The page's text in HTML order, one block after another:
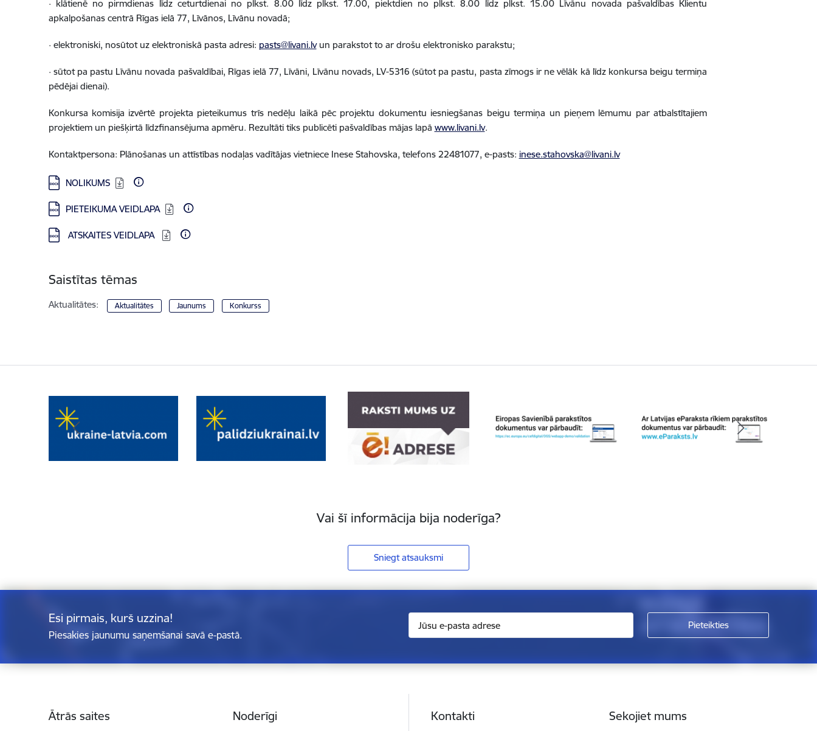
· klātienē no pirmdienas līdz ceturtdienai no plkst. 8.00 līdz plkst. 17.00, piektdien no plkst. 8.00 līdz plkst. 15.00 Līvānu novada pašvaldības Klientu
apkalpošanas centrā Rīgas ielā 77, Līvānos, Līvānu novadā;
· elektroniski, nosūtot uz elektroniskā pasta adresi: pasts@livani.lvun parakstot to ar drošu elektronisko parakstu;
· sūtot pa pastu Līvānu novada pašvaldībai, Rīgas ielā 77, Līvāni, Līvānu novads, LV-5316 (sūtot pa pastu, pasta zīmogs ir ne vēlāk kā līdz konkursa beigu termiņa
pēdējai dienai).
Konkursa komisija izvērtē projekta pieteikumus trīs nedēļu laikā pēc projektu dokumentu iesniegšanas beigu termiņa un pieņem lēmumu par atbalstītajiem
projektiem un piešķirtā līdzfinansējuma apmēru. Rezultāti tiks publicēti pašvaldības mājas lapā www.livani.lv.
Kontaktpersona: Plānošanas un attīstības nodaļas vadītājas vietniece Inese Stahovska, telefons 22481077, e-pasts: inese.stahovska@livani.lv
Lejupielādēt:
NOLIKUMS
Lejupielādēt:
PIETEIKUMA VEIDLAPA
Lejupielādēt:
ATSKAITES VEIDLAPA
Saistītas tēmas
Aktualitātes: Aktualitātes Jaunums Konkurss
Vai šī informācija bija noderīga?
Sniegt atsauksmi
Esi pirmais, kurš uzzina!
Piesakies jaunumu saņemšanai savā e-pastā.
Ātrās saites Noderīgi Kontakti Sekojiet mums